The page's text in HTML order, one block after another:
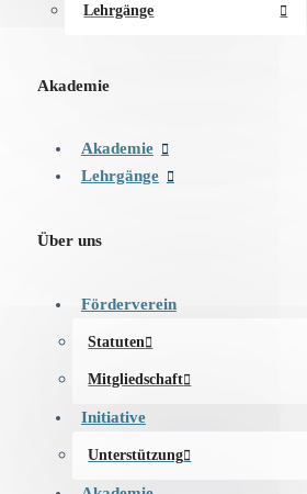
Lehrgänge
Akademie
Akademie
Lehrgänge
Über uns
Förderverein
Statuten
Mitgliedschaft
Initiative
Unterstützung